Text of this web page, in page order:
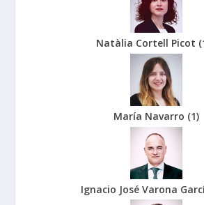
Natàlia Cortell Picot (
María Navarro (1)
Ignacio José Varona